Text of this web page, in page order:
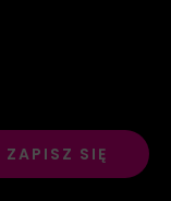
ZAPISZ SIĘ